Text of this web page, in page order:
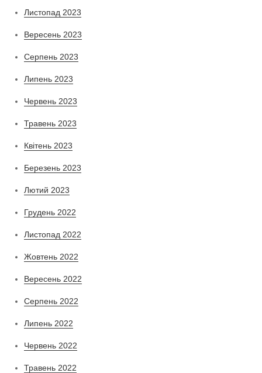
Листопад 2023
Вересень 2023
Серпень 2023
Липень 2023
Червень 2023
Травень 2023
Квітень 2023
Березень 2023
Лютий 2023
Грудень 2022
Листопад 2022
Жовтень 2022
Вересень 2022
Серпень 2022
Липень 2022
Червень 2022
Травень 2022